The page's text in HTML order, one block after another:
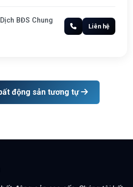
BĐS Chung
Liên hệ
động sản tương tự